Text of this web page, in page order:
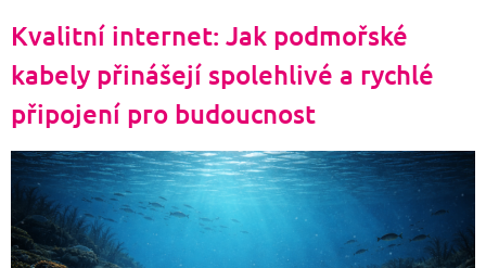
Kvalitní internet: Jak podmořské
kabely přinášejí spolehlivé a rychlé
připojení pro budoucnost